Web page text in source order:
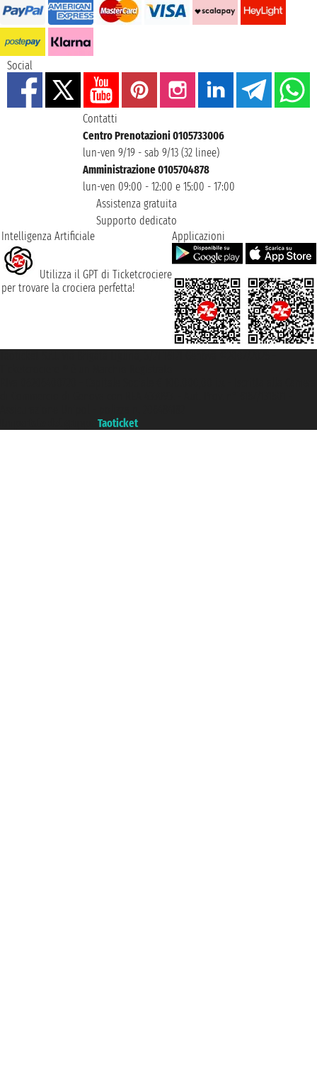
Social
Contatti
Centro Prenotazioni 0105733006
lun-ven 9/19 - sab 9/13 (32 linee)
Amministrazione 0105704878
lun-ven 09:00 - 12:00 e 15:00 - 17:00
Assistenza gratuita
Supporto dedicato
Intelligenza Artificiale
Utilizza il GPT di Ticketcrociere
per trovare la crociera perfetta!
Applicazioni
Taoticket